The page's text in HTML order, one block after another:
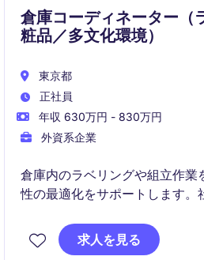
倉庫コーディネーター（
粧品／多文化環境）
東京都
正社員
年収 630万円 - 830万円
外資系企業
倉庫内のラベリングや組立作業
性の最適化をサポートします。
求人を見る